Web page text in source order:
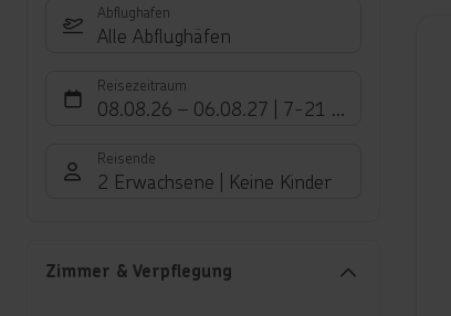
Abflughafen
Alle Abflughäfen
Reisezeitraum
08.08.26 – 06.08.27 7-21 Nächte
Reisende
2 Erwachsene Keine Kinder
Zimmer & Verpflegung